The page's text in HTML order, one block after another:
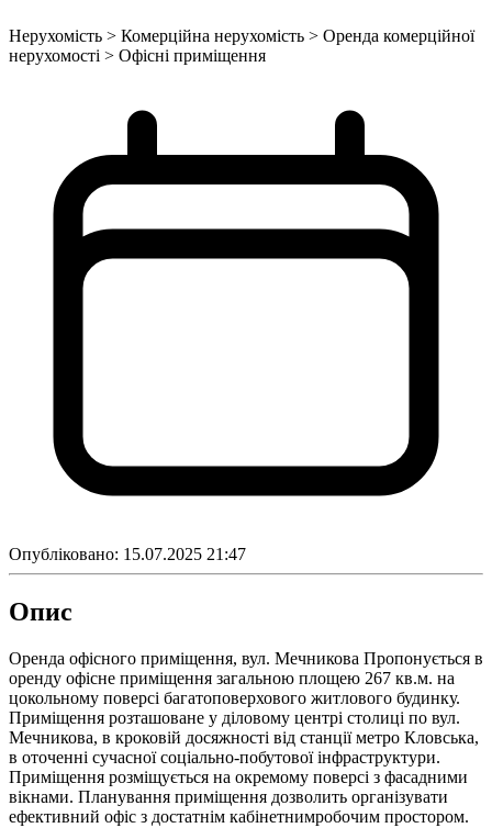
Нерухомість > Комерційна нерухомість > Оренда комерційної
нерухомості > Офісні приміщення
Опубліковано: 15.07.2025 21:47
Опис
Оренда офісного приміщення, вул. Мечникова Пропонується в
оренду офісне приміщення загальною площею 267 кв.м. на
цокольному поверсі багатоповерхового житлового будинку.
Приміщення розташоване у діловому центрі столиці по вул.
Мечникова, в кроковій досяжності від станції метро Кловська,
в оточенні сучасної соціально-побутової інфраструктури.
Приміщення розміщується на окремому поверсі з фасадними
вікнами. Планування приміщення дозволить організувати
ефективний офіс з достатнім кабінетнимробочим простором.